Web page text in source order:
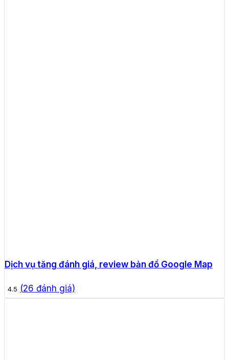
Dịch vụ tăng đánh giá, review bản đồ Google Map
4.5 (26 đánh giá)